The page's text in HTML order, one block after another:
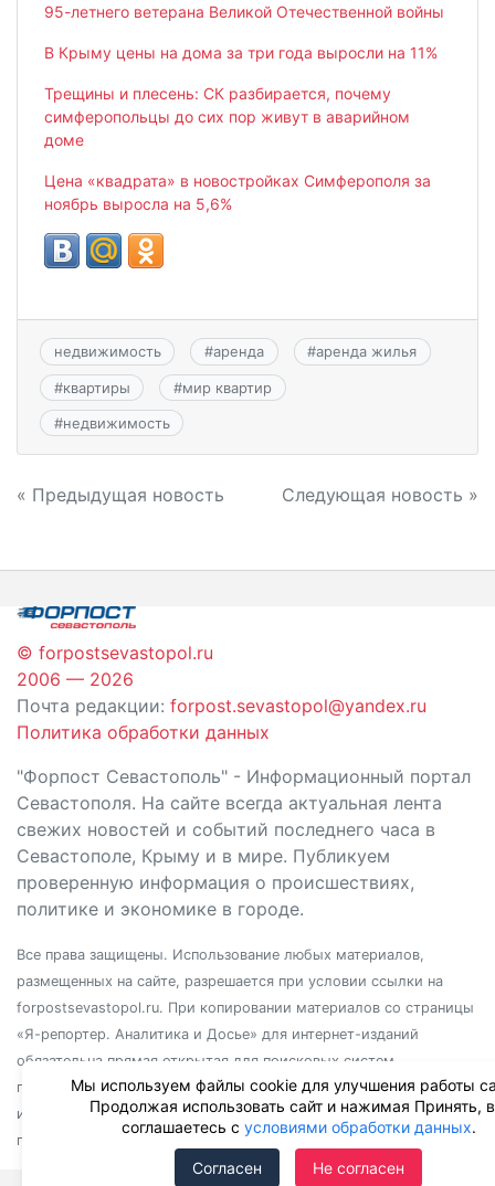
95-летнего ветерана Великой Отечественной войны
В Крыму цены на дома за три года выросли на 11%
Трещины и плесень: СК разбирается, почему
симферопольцы до сих пор живут в аварийном
доме
Цена «квадрата» в новостройках Симферополя за
ноябрь выросла на 5,6%
недвижимость #аренда #аренда жилья
#квартиры #мир квартир
#недвижимость
Навигация
записям
« Предыдущая новость Следующая новость »
© forpostsevastopol.ru
2006 — 2026
Почта редакции: forpost.sevastopol@yandex.ru
Политика обработки данных
"Форпост Севастополь" - Информационный портал
Севастополя. На сайте всегда актуальная лента
свежих новостей и событий последнего часа в
Севастополе, Крыму и в мире. Публикуем
проверенную информация о происшествиях,
политике и экономике в городе.
Все права защищены. Использование любых материалов,
размещенных на сайте, разрешается при условии ссылки на
forpostsevastopol.ru. При копировании материалов со страницы
«Я-репортер. Аналитика и Досье» для интернет-изданий
обязательна прямая открытая для поисковых систем
гиперссылка. Независимо от полного или частичного
использования материалов, ссылка должна быть размещена в
подзаголовке или первом абзаце материала.
Мы используем файлы cookie для улучшения работы
Продолжая использовать сайт и нажимая Принять,
соглашаетесь с условиями обработки данных.
Согласен Не согласен